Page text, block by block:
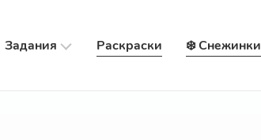
Задания Раскраски ❄️ Снежинки